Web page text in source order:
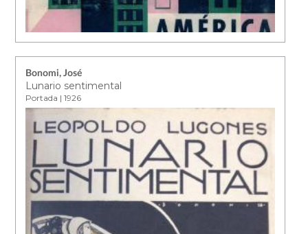
Bonomi, José
Lunario sentimental
Portada | 1926